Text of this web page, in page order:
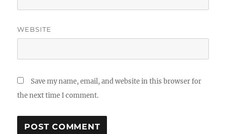
WEBSITE
Save my name, email, and website in this browser for
the next time I comment.